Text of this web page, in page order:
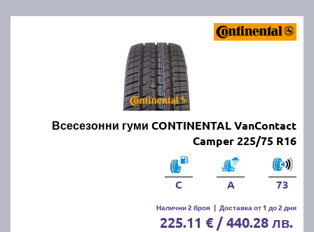
Всесезонни гуми CONTINENTAL VanContact
Camper 225/75 R16
C A 73
Налични 2 броя | Доставка от 1 до 2 дни
225.11 € / 440.28 лв.